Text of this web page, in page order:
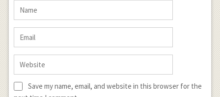
Save my name, email, and website in this browser for the